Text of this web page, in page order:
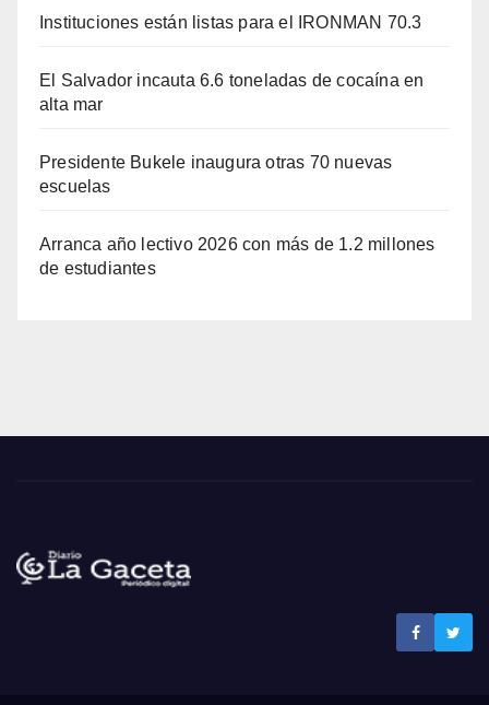
Instituciones están listas para el IRONMAN 70.3
El Salvador incauta 6.6 toneladas de cocaína en
alta mar
Presidente Bukele inaugura otras 70 nuevas
escuelas
Arranca año lectivo 2026 con más de 1.2 millones
de estudiantes